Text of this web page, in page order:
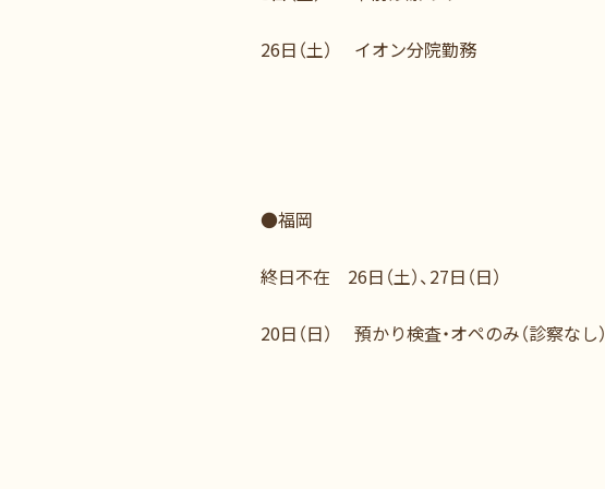
26日（土） イオン分院勤務
●福岡
終日不在 26日（土）、27日（日）
20日（日） 預かり検査・オペのみ（診察なし）